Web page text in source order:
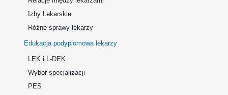
Izby Lekarskie
Różne sprawy lekarzy
Edukacja podyplomowa lekarzy
LEK i L-DEK
Wybór specjalizacji
PES